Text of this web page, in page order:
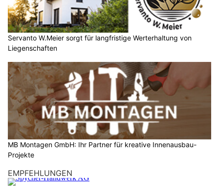
Servanto W.Meier sorgt für langfristige Werterhaltung von
Liegenschaften
MB Montagen GmbH: Ihr Partner für kreative Innenausbau-
Projekte
EMPFEHLUNGEN